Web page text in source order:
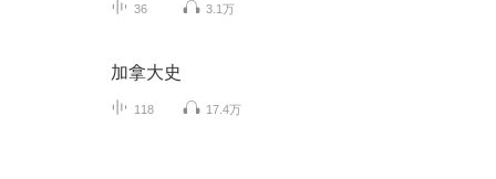
36 3.1万
加拿大史
118 17.4万